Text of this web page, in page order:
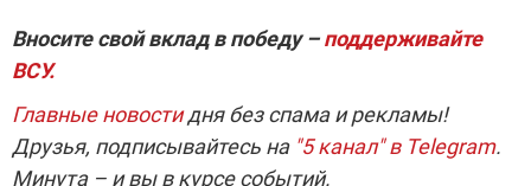
Вносите свой вклад в победу –поддерживайте
ВСУ.
Главные новостидня без спама и рекламы!
Друзья, подписывайтесь на "5 канал" в Telegram.
Минута – и вы в курсе событий.